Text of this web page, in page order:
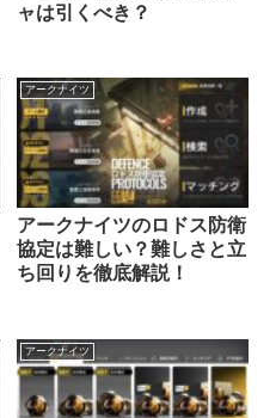
ャは引くべき？
アークナイツ
アークナイツのロドス防衛
協定は難しい？難しさと立
ち回りを徹底解説！
アークナイツ